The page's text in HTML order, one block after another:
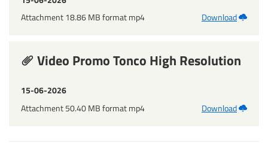
Attachment 18.86 MB format mp4
Download
Video Promo Tonco High Resolution
15-06-2026
Attachment 50.40 MB format mp4
Download